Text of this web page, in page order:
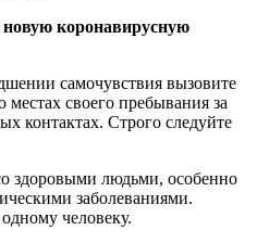
коронавирусную
самочувствия вызовите
своего пребывания за
контактах. Строго следуйте
здоровыми людьми, особенно
заболеваниями.
человеку.